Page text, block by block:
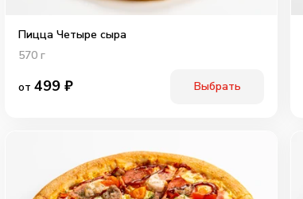
Пицца Четыре сыра
570 г
от 499 ₽ Выбрать